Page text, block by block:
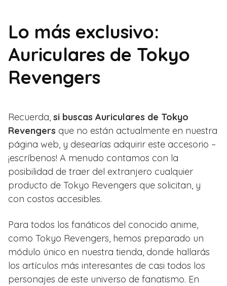
Lo más exclusivo:
Auriculares de Tokyo
Revengers
Recuerda, si buscas Auriculares de Tokyo
Revengers que no están actualmente en nuestra
página web, y desearías adquirir este accesorio –
¡escríbenos! A menudo contamos con la
posibilidad de traer del extranjero cualquier
producto de Tokyo Revengers que solicitan, y
con costos accesibles.
Para todos los fanáticos del conocido anime,
como Tokyo Revengers, hemos preparado un
módulo único en nuestra tienda, donde hallarás
los artículos más interesantes de casi todos los
personajes de este universo de fanatismo. En